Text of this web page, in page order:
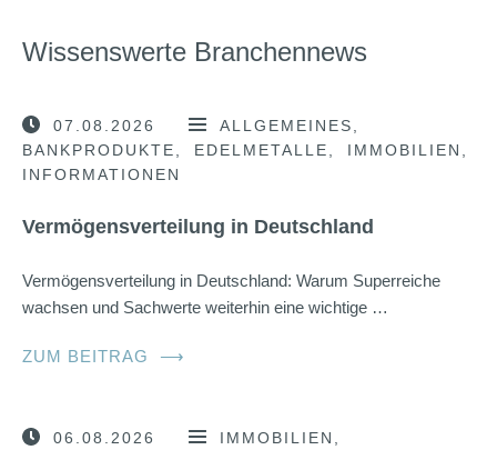
Wissenswerte Branchennews
07.08.2026
ALLGEMEINES
BANKPRODUKTE
EDELMETALLE
IMMOBILIEN
INFORMATIONEN
Vermögensverteilung in Deutschland
Vermögensverteilung in Deutschland: Warum Superreiche
wachsen und Sachwerte weiterhin eine wichtige …
ZUM BEITRAG ⟶
06.08.2026
IMMOBILIEN